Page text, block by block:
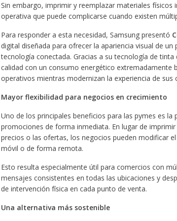
Sin embargo, imprimir y reemplazar materiales
operativa que puede complicarse cuando existen
Para responder a esta necesidad, Samsung presentó
digital diseñada para ofrecer la apariencia visual de
tecnología conectada. Gracias a su tecnología de
calidad con un consumo energético extremadamente
operativos mientras modernizan la experiencia de sus
Mayor flexibilidad para negocios en crecimiento
Uno de los principales beneficios para las pymes es la
promociones de forma inmediata. En lugar de
precios o las ofertas, los negocios pueden modificar
móvil o de forma remota.
Esto resulta especialmente útil para comercios con
mensajes consistentes en todas las ubicaciones y
de intervención física en cada punto de venta.
Una alternativa más sostenible